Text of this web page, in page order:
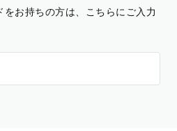
お持ちの方は、こちらにご入力